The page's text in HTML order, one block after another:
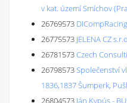
v kat. území Smíchov
26769573
26775573 JELENA CZ
26781573Czech
26798573Společenství
1836,1837 Šumperk,
26804573 Ján Kypús -